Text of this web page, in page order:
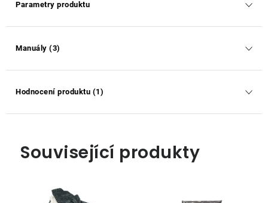
Parametry produktu
Manuály (3)
Hodnocení produktu (1)
Související produkty